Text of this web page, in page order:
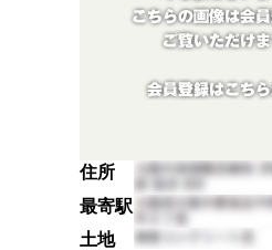
住所
最寄駅
土地